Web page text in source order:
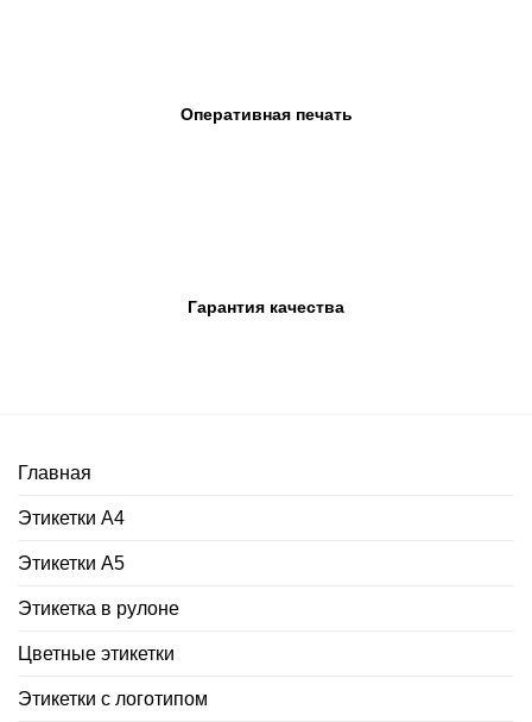
Оперативная печать
Гарантия качества
Главная
Этикетки А4
Этикетки А5
Этикетка в рулоне
Цветные этикетки
Этикетки с логотипом